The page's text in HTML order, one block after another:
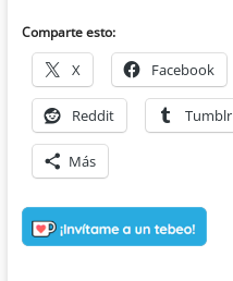
Comparte esto:
X Facebook
Reddit Tumblr
Más